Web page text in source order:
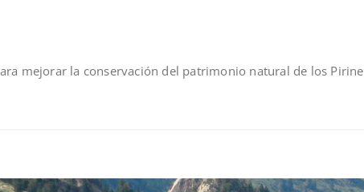
mejorar la conservación del patrimonio natural de los